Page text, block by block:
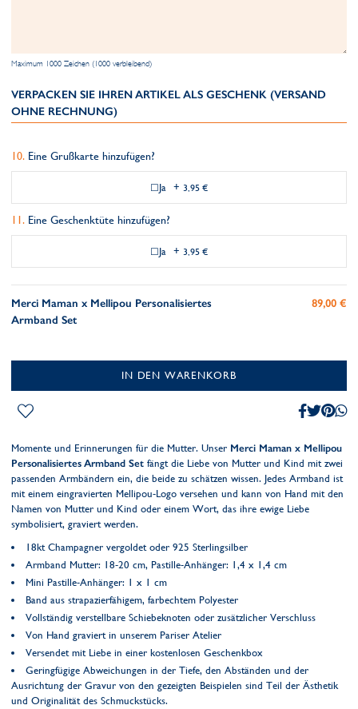
Maximum 1000 Zeichen (1000 verbleibend)
VERPACKEN SIE IHREN ARTIKEL ALS GESCHENK (VERSAND
OHNE RECHNUNG)
Eine Grußkarte hinzufügen?
Ja + 3,95 €
Eine Geschenktüte hinzufügen?
Ja + 3,95 €
Merci Maman x Mellipou Personalisiertes
Armband Set
89,00 €
IN DEN WARENKORB
Momente und Erinnerungen für die Mutter. Unser Merci Maman x Mellipou
Personalisiertes Armband Set fängt die Liebe von Mutter und Kind mit zwei
passenden Armbändern ein, die beide zu schätzen wissen. Jedes Armband ist
mit einem eingravierten Mellipou-Logo versehen und kann von Hand mit den
Namen von Mutter und Kind oder einem Wort, das ihre ewige Liebe
symbolisiert, graviert werden.
18kt Champagner vergoldet oder 925 Sterlingsilber
Armband Mutter: 18-20 cm, Pastille-Anhänger: 1,4 x 1,4 cm
Mini Pastille-Anhänger: 1 x 1 cm
Band aus strapazierfähigem, farbechtem Polyester
Vollständig verstellbare Schiebeknoten oder zusätzlicher Verschluss
Von Hand graviert in unserem Pariser Atelier
Versendet mit Liebe in einer kostenlosen Geschenkbox
Geringfügige Abweichungen in der Tiefe, den Abständen und der
Ausrichtung der Gravur von den gezeigten Beispielen sind Teil der Ästhetik
und Originalität des Schmuckstücks.